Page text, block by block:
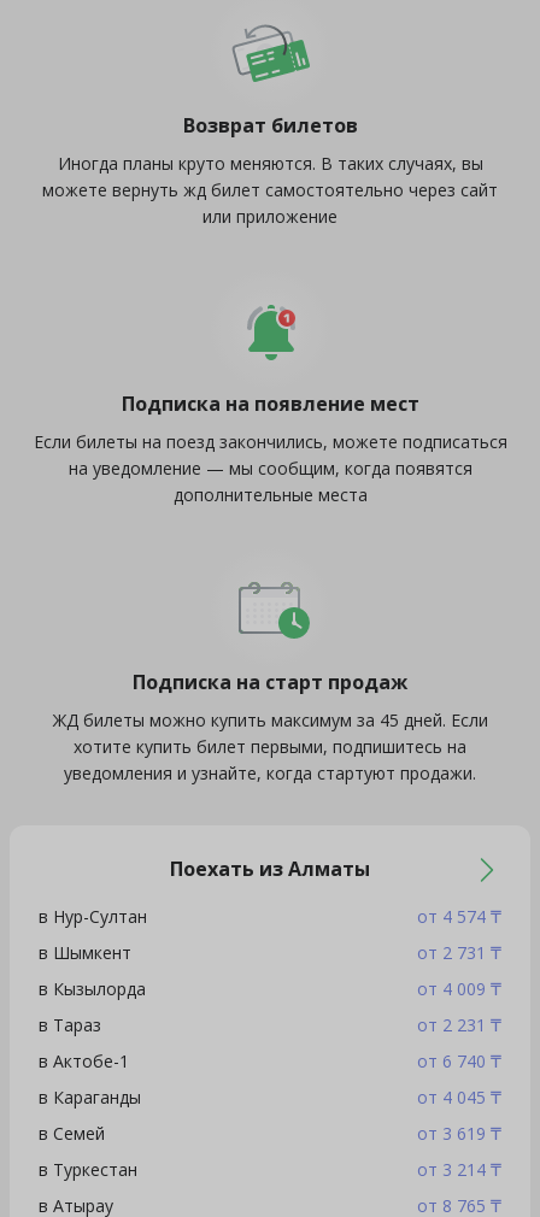
Возврат билетов
Иногда планы круто меняются. В таких случаях, вы
можете вернуть жд билет самостоятельно через сайт
или приложение
Подписка на появление мест
Если билеты на поезд закончились, можете подписаться
на уведомление — мы сообщим, когда появятся
дополнительные места
Подписка на старт продаж
ЖД билеты можно купить максимум за 45 дней. Если
хотите купить билет первыми, подпишитесь на
уведомления и узнайте, когда стартуют продажи.
Поехать из Алматы
в Нур-Султан
от 4 574 ₸
в Шымкент
от 2 731 ₸
в Кызылорда
от 4 009 ₸
в Тараз
от 2 231 ₸
в Актобе-1
от 6 740 ₸
в Караганды
от 4 045 ₸
в Семей
от 3 619 ₸
в Туркестан
от 3 214 ₸
в Атырау
от 8 765 ₸